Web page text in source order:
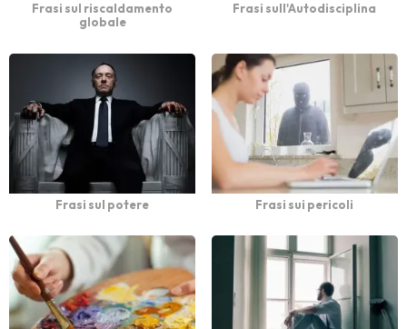
Frasi sul riscaldamento
globale
Frasi sull'Autodisciplina
Frasi sul potere Frasi sui pericoli